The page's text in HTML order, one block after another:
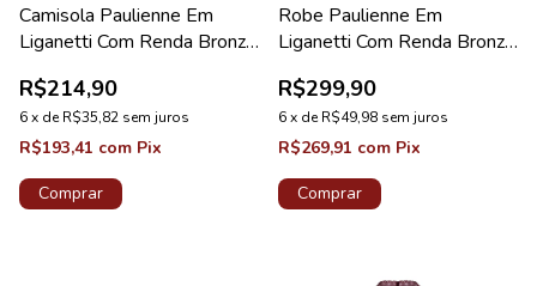
Camisola Paulienne Em
Liganetti Com Renda Bronze
R$214,90
6x deR$35,82 sem juros
R$193,41 com Pix
Comprar
Robe Paulienne Em
Liganetti Com Renda Bronze
R$299,90
6x deR$49,98 sem juros
R$269,91 com Pix
Comprar